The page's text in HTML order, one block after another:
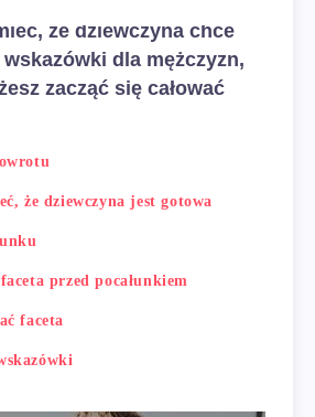
że dziewczyna chce
wskazówki dla mężczyzn,
zacząć się całować
że dziewczyna jest gotowa
przed pocałunkiem
faceta